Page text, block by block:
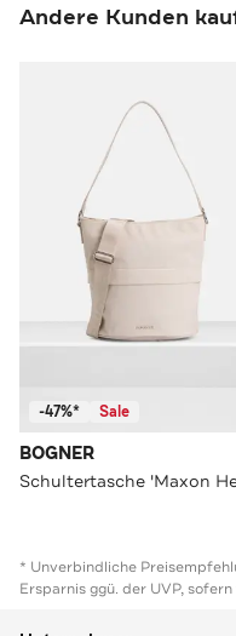
Andere Kunden
-47%* Sale
BOGNER
* Unverbindliche
Ersparnis ggü. der UVP,